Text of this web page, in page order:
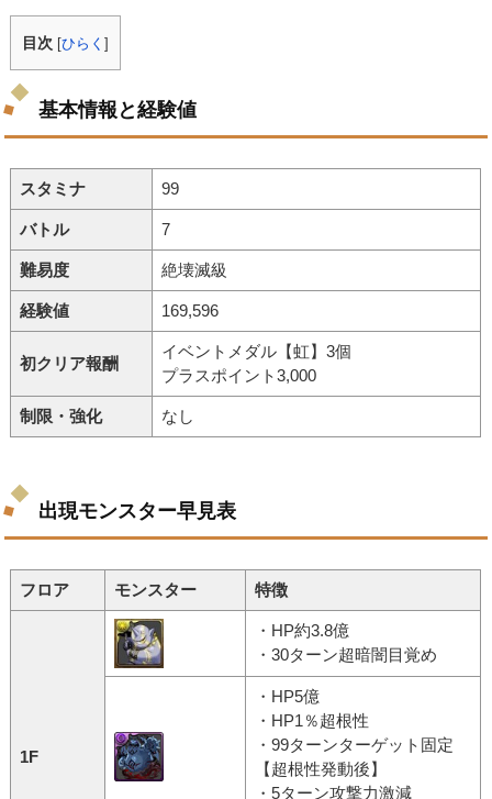
目次 [ひらく]
基本情報と経験値
スタミナ 99
バトル 7
難易度 絶壊滅級
経験値 169,596
初クリア報酬
イベントメダル【虹】3個
プラスポイント3,000
制限・強化 なし
出現モンスター早見表
フロア モンスター 特徴
1F
・HP約3.8億
・30ターン超暗闇目覚め
・HP5億
・HP1％超根性
・99ターンターゲット固定
【超根性発動後】
・5ターン攻撃力激減